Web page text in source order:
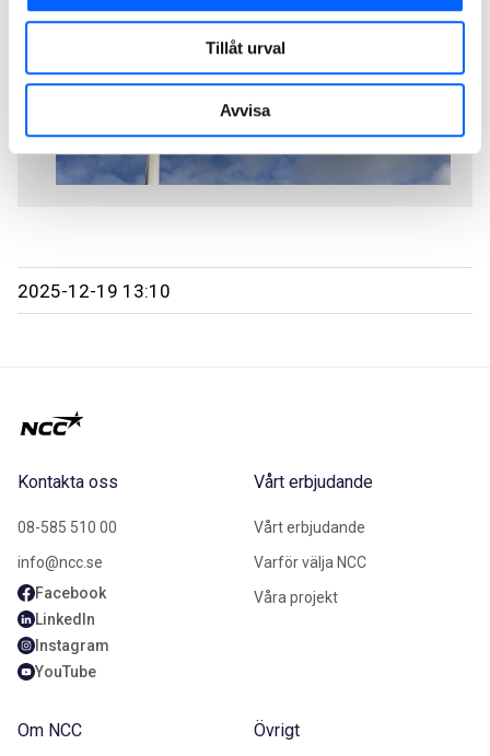
Tillåt urval
Avvisa
2025-12-19 13:10
Kontakta oss
08-585 510 00
info@ncc.se
Facebook
LinkedIn
Instagram
YouTube
Vårt erbjudande
Vårt erbjudande
Varför välja NCC
Våra projekt
Om NCC Övrigt